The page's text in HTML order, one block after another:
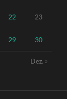
22 23
29 30
Dez. »